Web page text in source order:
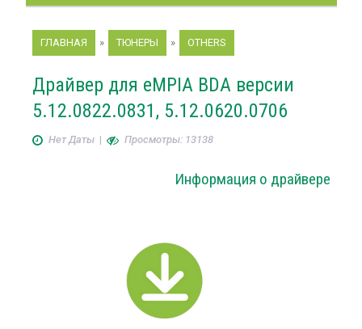
ГЛАВНАЯ » ТЮНЕРЫ » OTHERS
Драйвер для eMPIA BDA версии
5.12.0822.0831, 5.12.0620.0706
Нет Даты| Просмотры: 13138
Информация о драйвере